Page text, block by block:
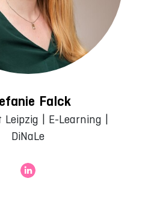
Falck
| E-Learning |
DiNaLe